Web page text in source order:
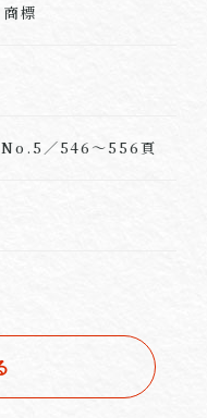
標
／546～556頁